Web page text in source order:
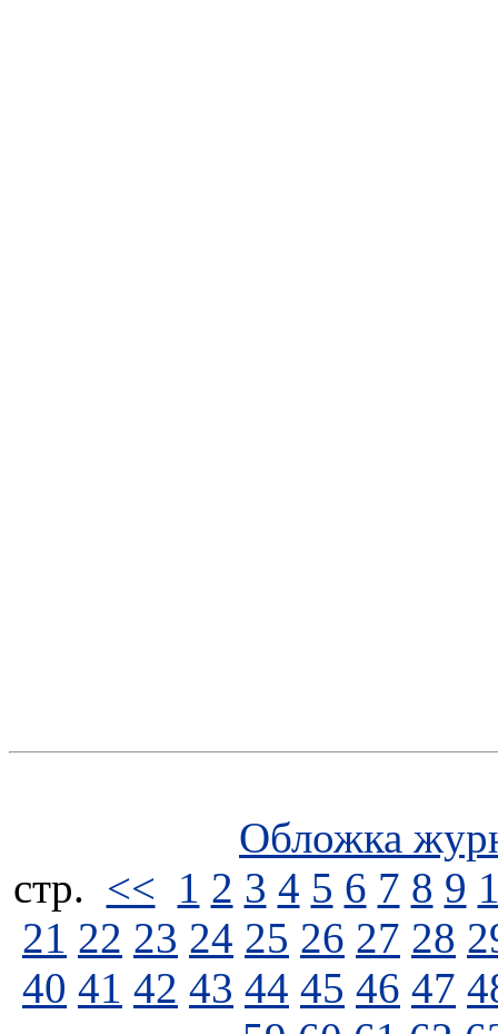
Обложка
стp. << 1 2 3 4 5 6 7 8 9
21 22 23 24 25 26 27 28
40 41 42 43 44 45 46 47